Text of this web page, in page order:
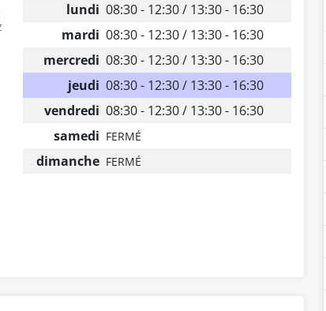
lundi 08:30 - 12:30 / 13:30 - 16:30
mardi 08:30 - 12:30 / 13:30 - 16:30
mercredi 08:30 - 12:30 / 13:30 - 16:30
jeudi 08:30 - 12:30 / 13:30 - 16:30
vendredi 08:30 - 12:30 / 13:30 - 16:30
samedi FERMÉ
dimanche FERMÉ